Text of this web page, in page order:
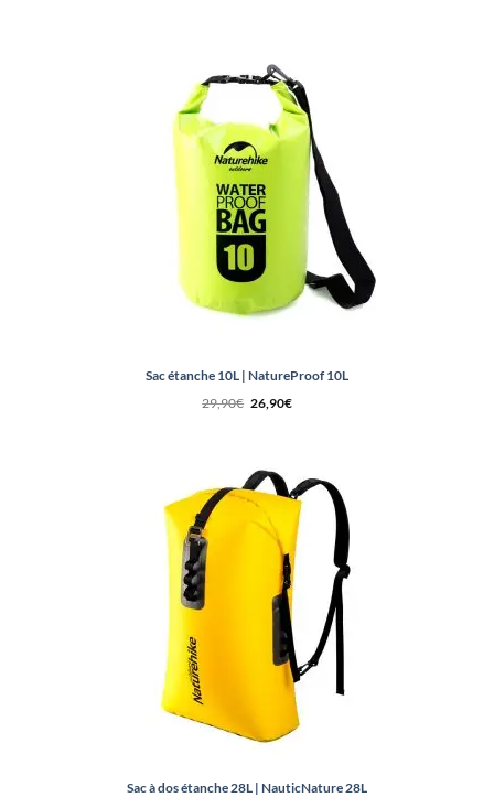
Sac étanche 10L | NatureProof 10L
29,90€ Le
prix
26,90€Le
Sac à dos étanche 28L | NauticNature 28L